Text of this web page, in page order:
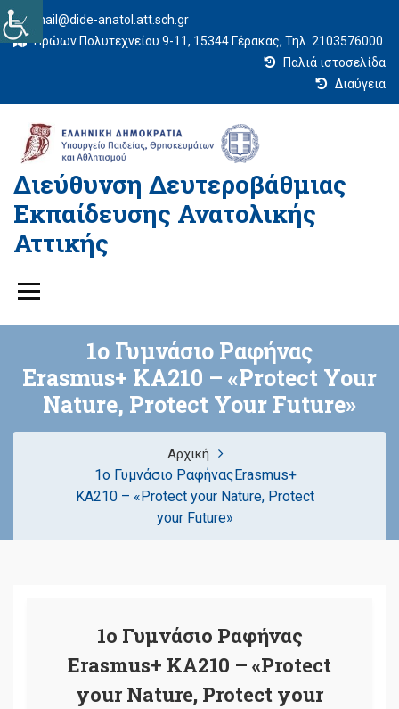
mail@dide-anatol.att.sch.gr
Ηρώων Πολυτεχνείου 9-11, 15344 Γέρακας, Τηλ. 2103576000
Παλιά ιστοσελίδα
Διαύγεια
Διεύθυνση Δευτεροβάθμιας
Εκπαίδευσης Ανατολικής
Αττικής
1ο Γυμνάσιο Ραφήνας
Erasmus+ KA210 – «Protect Your
Nature, Protect Your Future»
Αρχική
1ο Γυμνάσιο ΡαφήναςErasmus+
KA210 – «Protect your Nature, Protect
your Future»
1ο Γυμνάσιο Ραφήνας
Erasmus+ KA210 – «Protect
your Nature, Protect your